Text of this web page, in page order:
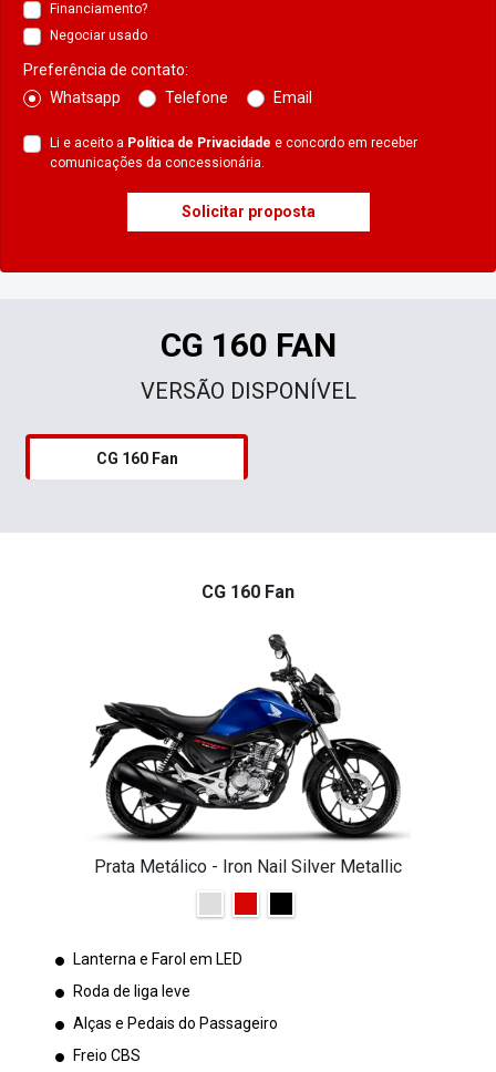
Financiamento?
Negociar usado
Preferência de contato:
Whatsapp
Telefone Email
Li e aceito a Política de Privacidade e concordo em receber
comunicações da concessionária.
Solicitar proposta
CG 160 FAN
VERSÃO DISPONÍVEL
CG 160 Fan
CG 160 Fan
Prata Metálico - Iron Nail Silver Metallic
Lanterna e Farol em LED
Roda de liga leve
Alças e Pedais do Passageiro
Freio CBS